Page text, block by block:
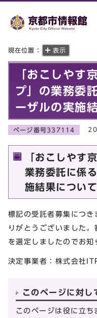
現在位置： 表示
「おこしやす
プ」の業務委
ーザルの実施
ページ番号337114
「おこしやす
業務委託に係
施結果について
標記の受託者募集につ
りがとうございました
を選定しましたのでお知
決定事業者：株式会社
このページに対し
このページは役に立ち